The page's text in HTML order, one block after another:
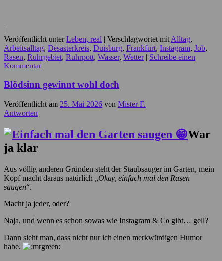
Veröffentlicht unter Leben, real | Verschlagwortet mit Alltag,
Arbeitsalltag, Desasterkreis, Duisburg, Frankfurt, Instagram, Job,
Rasen, Ruhrgebiet, Ruhrpott, Wasser, Wetter | Schreibe einen
Kommentar
Blödsinn gewinnt wohl doch
Veröffentlicht am 25. Mai 2026 von Mister F.
Antworten
War
ja klar
Aus völlig anderen Gründen steht der Staubsauger im Garten, mein
Kopf macht daraus natürlich „Okay, einfach mal den Rasen
saugen“.
Macht ja jeder, oder?
Naja, und wenn es schon sowas wie Instagram & Co gibt… gell?
Dann sieht man, dass nicht nur ich einen merkwürdigen Humor
habe.